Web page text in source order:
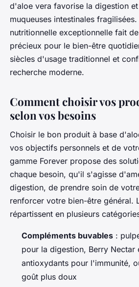
d'aloe vera favorise la digestion
muqueuses intestinales
nutritionnelle exceptionnelle fait
précieux pour le bien-être
siècles d'usage traditionnel et
recherche moderne.
Comment choisir vos
selon vos besoins
Choisir le bon produit à base
vos objectifs personnels et de
gamme Forever propose des
chaque besoin, qu'il s'agisse
digestion, de prendre soin de
renforcer votre bien-être général.
répartissent en plusieurs
Compléments buvables :
pour la digestion, Berry Nectar
antioxydants pour l'immunité,
goût plus doux